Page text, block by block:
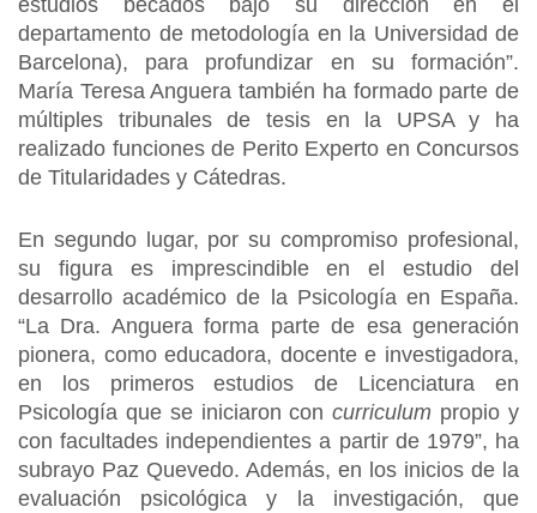
estudios becados bajo su dirección en el
departamento de metodología en la Universidad de
Barcelona), para profundizar en su formación”.
María Teresa Anguera también ha formado parte de
múltiples tribunales de tesis en la UPSA y ha
realizado funciones de Perito Experto en Concursos
de Titularidades y Cátedras.
En segundo lugar, por su compromiso profesional,
su figura es imprescindible en el estudio del
desarrollo académico de la Psicología en España.
“La Dra. Anguera forma parte de esa generación
pionera, como educadora, docente e investigadora,
en los primeros estudios de Licenciatura en
Psicología que se iniciaron concurriculum propio y
con facultades independientes a partir de 1979”, ha
subrayo Paz Quevedo. Además, en los inicios de la
evaluación psicológica y la investigación, que